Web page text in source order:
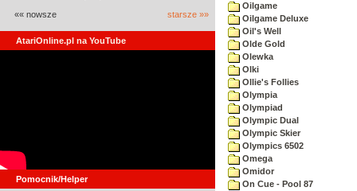
«« nowsze starsze »»
AtariOnline.pl na YouTube
Pomocnik/Helper
Oilgame
Oilgame Deluxe
Oil's Well
Olde Gold
Olewka
Olki
Ollie's Follies
Olympia
Olympiad
Olympic Dual
Olympic Skier
Olympics 6502
Omega
Omidor
On Cue - Pool 87